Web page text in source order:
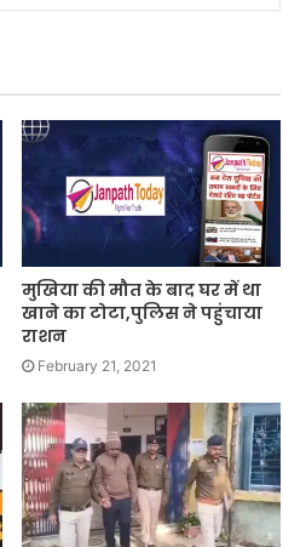
मुखिया की मौत के बाद घर में था
खाने का टोटा,पुलिस ने पहुंचाया
राशन
February 21, 2021